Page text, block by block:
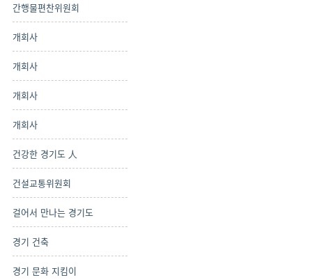
간행물편찬위원회
개회사
개회사
개회사
개회사
건강한 경기도 人
건설교통위원회
걸어서 만나는 경기도
경기 건축
경기 문화 지킴이